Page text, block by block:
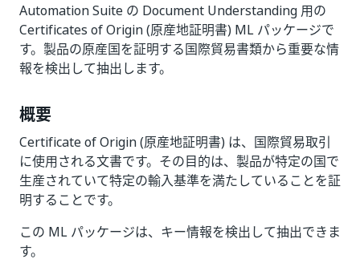
Automation Suite の Document Understanding 用の
Certificates of Origin (原産地証明書) ML パッケージで
す。製品の原産国を証明する国際貿易書類から重要な情
報を検出して抽出します。
概要
Certificate of Origin (原産地証明書) は、国際貿易取引
に使用される文書です。その目的は、製品が特定の国で
生産されていて特定の輸入基準を満たしていることを証
明することです。
この ML パッケージは、キー情報を検出して抽出できま
す。